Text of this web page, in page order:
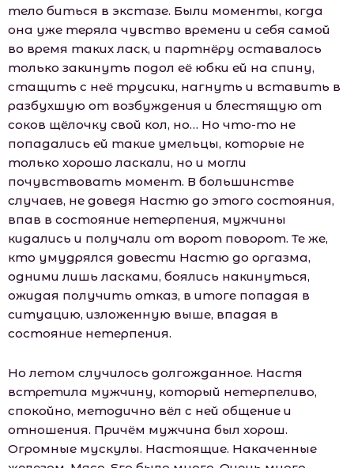
тело биться в экстазе. Были моменты, когда
она уже теряла чувство времени и себя самой
во время таких ласк, и партнёру оставалось
только закинуть подол её юбки ей на спину,
стащить с неё трусики, нагнуть и вставить в
разбухшую от возбуждения и блестящую от
соков щёлочку свой кол, но… Но что-то не
попадались ей такие умельцы, которые не
только хорошо ласкали, но и могли
почувствовать момент. В большинстве
случаев, не доведя Настю до этого состояния,
впав в состояние нетерпения, мужчины
кидались и получали от ворот поворот. Те же,
кто умудрялся довести Настю до оргазма,
одними лишь ласками, боялись накинуться,
ожидая получить отказ, в итоге попадая в
ситуацию, изложенную выше, впадая в
состояние нетерпения.
Но летом случилось долгожданное. Настя
встретила мужчину, который нетерпеливо,
спокойно, методично вёл с ней общение и
отношения. Причём мужчина был хорош.
Огромные мускулы. Настоящие. Накаченные